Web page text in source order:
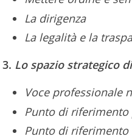
La dirigenza
La legalità e la
3. Lo spazio strategico
Voce professionale
Punto di riferimento
Punto di riferimento